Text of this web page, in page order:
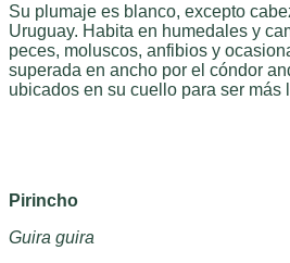
Su plumaje es blanco, excepto
Uruguay. Habita en humedales y
peces, moluscos, anfibios y
superada en ancho por el cóndor
ubicados en su cuello para ser
Pirincho
Guira guira